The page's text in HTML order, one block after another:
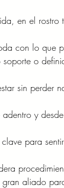
en el rostro
con lo que
o
sin perder
y
para
aliado